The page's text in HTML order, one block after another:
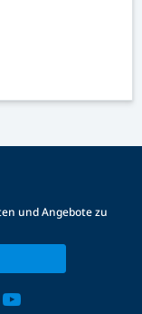
und Angebote zu